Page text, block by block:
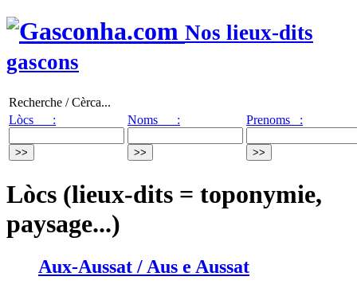
Nos lieux-dits
gascons
Recherche / Cèrca...
Lòcs :
Noms : Prenoms :
Lòcs (lieux-dits = toponymie,
paysage...)
Aux-Aussat / Aus e Aussat